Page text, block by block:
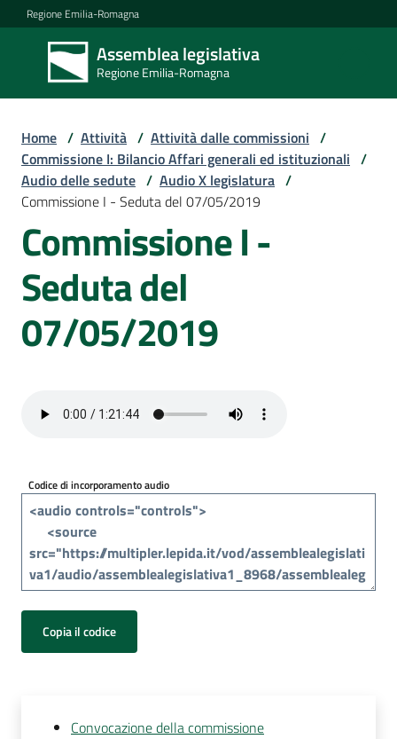
Vai al contenuto
Vai alla navigazione
Vai al footer
Regione Emilia-Romagna
Assemblea legislativa
Regione Emilia-Romagna
Assemblea
legislativa
Regione Emilia-
Assemblea
Attività
Argomenti
Per
cittadini
Home / Attività / Attività dalle commissioni /
Commissione I: Bilancio Affari generali ed istituzionali /
Audio delle sedute / Audio X legislatura /
Commissione I - Seduta del 07/05/2019
Commissione I -
Seduta del
07/05/2019
Codice di incorporamento audio
Copia il codice
Convocazione della commissione